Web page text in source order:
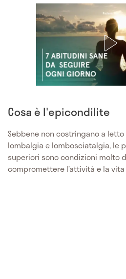
Cosa è l'epicondilite
Sebbene non costringano a
lombalgia e lombosciatalgia, le
superiori sono condizioni molto
compromettere l’attività e la